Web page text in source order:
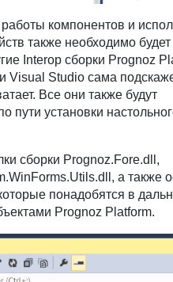
компонентов и
также необходимо будет
Interop сборки Prognoz
Visual Studio сама
Все они также будут
пути установки
сборки Prognoz.Fore.dll,
а также
понадобятся в
Prognoz Platform.